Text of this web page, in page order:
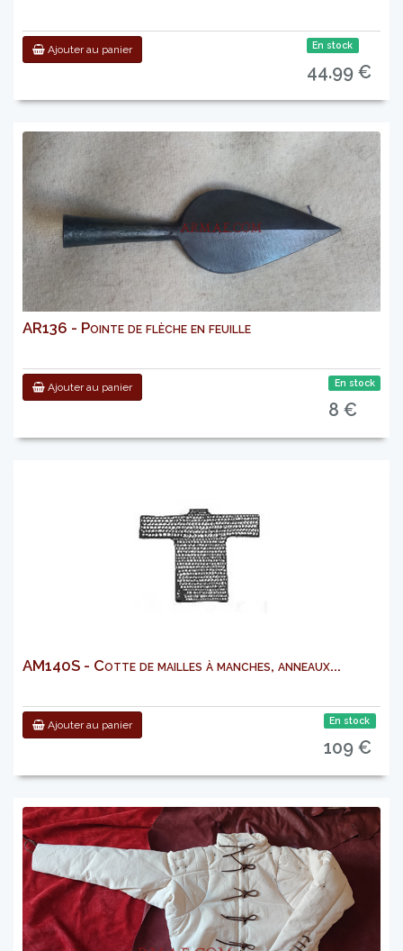
Ajouter au panier En stock
44.99 €
AR136 - Pointe de flèche en feuille
Ajouter au panier En stock
8 €
AM140S - Cotte de mailles à manches, anneaux...
Ajouter au panier En stock
109 €